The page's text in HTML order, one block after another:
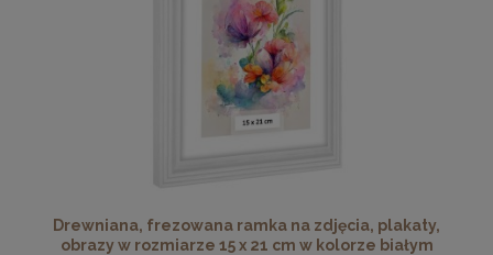
Drewniana, frezowana ramka na zdjęcia, plakaty,
obrazy w rozmiarze 15 x 21 cm w kolorze białym